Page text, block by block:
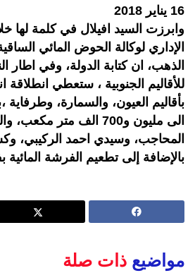
16 يناير 2018
وابرزت السيد افيلال في كلمة لها
الإداري لوكالة الحوض المائي
الذهب، ان كتابة الدولة، وفي اطار
للأقاليم الجنوبية ، ستعطي انطلاقة
بأقاليم العيون، والسمارة،
الى مليون و700 الف متر
المحاجب، وسيدي احمد الركيبي،
بالإضافة إلى تطعيم الفرشة المائية
مواضيع ذات صلة